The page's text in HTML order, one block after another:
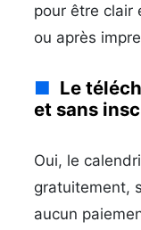
pour être clair
ou après
Le
et sans
Oui, le
gratuitement,
aucun